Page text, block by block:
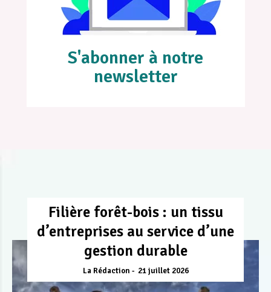
S'abonner à notre
newsletter
Filière forêt-bois : un tissu
d’entreprises au service d’une
gestion durable
La Rédaction 21 juillet 2026